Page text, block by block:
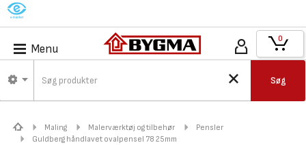
M
Menu
Søg
0
Maling Malerværktøj og tilbehør
Pensler
Guldberg håndlavet ovalpensel 78 25mm